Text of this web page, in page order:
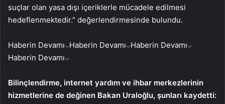
suçlar olan yasa dışı içeriklerle mücadele edilmesi
hedeflenmektedir.” değerlendirmesinde bulundu.
Haberin Devamı Haberin Devamı Haberin Devamı
Haberin Devamı
Bilinçlendirme, internet yardım ve ihbar merkezlerinin
hizmetlerine de değinen Bakan Uraloğlu, şunları kaydetti: